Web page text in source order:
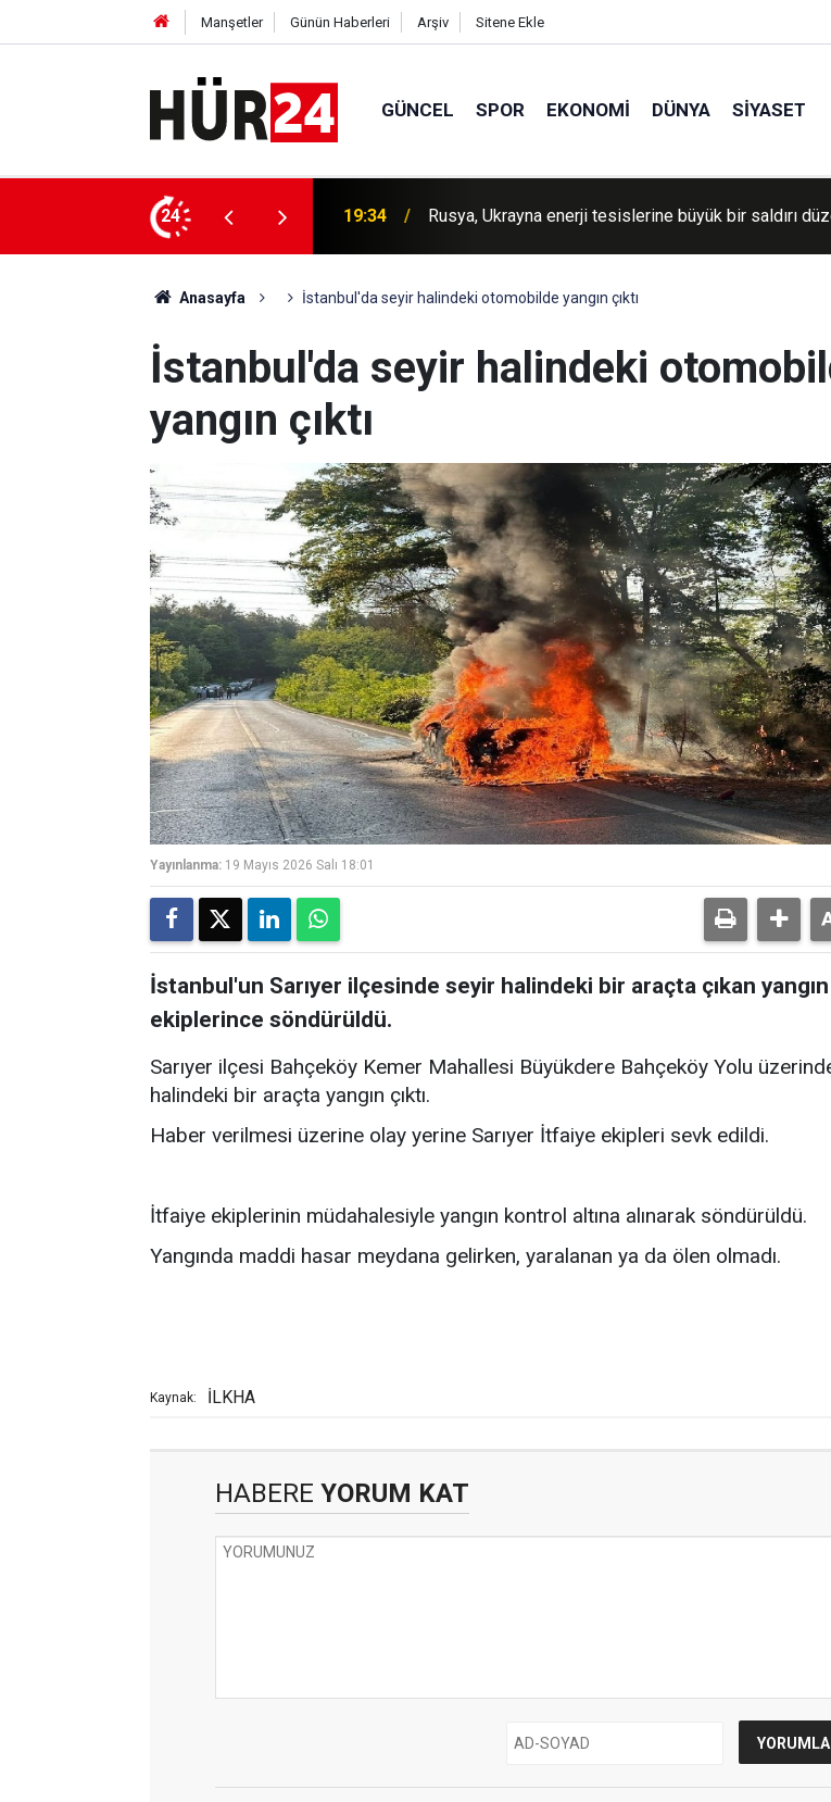
Manşetler Günün Haberleri Arşiv Sitene Ekle
GÜNCEL SPOR EKONOMI DÜNYA SIYASET
24
bir saldırı düzenledi 19:13 HÜDA PAR Genel Sekreteri Yılmaz, İZOTO'yu ziyaret
Anasayfa İstanbul'da seyir halindeki otomobilde yangın çıktı
İstanbul'da seyir halindeki
yangın çıktı
Yayınlanma: 19 Mayıs 2026 Salı 18:01
İstanbul'un Sarıyer ilçesinde seyir halindeki bir araçta çıkan
ekiplerince söndürüldü.
Sarıyer ilçesi Bahçeköy Kemer Mahallesi Büyükdere Bahçeköy Yolu
halindeki bir araçta yangın çıktı.
Haber verilmesi üzerine olay yerine Sarıyer İtfaiye ekipleri sevk edildi.
İtfaiye ekiplerinin müdahalesiyle yangın kontrol altına alınarak söndürüldü.
Yangında maddi hasar meydana gelirken, yaralanan ya da ölen olmadı.
Kaynak: İLKHA
HABERE YORUM KAT